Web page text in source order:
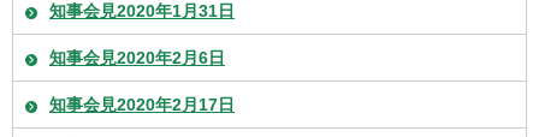
知事会見2020年1月31日
知事会見2020年2月6日
知事会見2020年2月17日